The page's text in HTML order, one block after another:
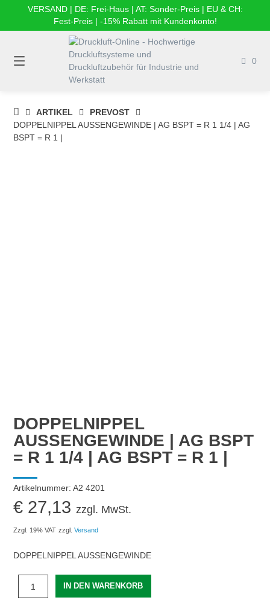
Springe
Inhalt
VERSAND | DE: Frei-Haus | AT: Sonder-Preis | EU & CH:
Fest-Preis | -15% Rabatt mit Kundenkonto!
0
DRUCKLUFT-
ONLINE
|
ARTIKEL
PREVOST
DOPPELNIPPEL AUSSENGEWINDE | AG BSPT = R 1 1/4 | AG
BSPT = R 1 |
DOPPELNIPPEL
AUSSENGEWINDE | AG BSPT
= R 1 1/4 | AG BSPT = R 1 |
Artikelnummer: A2 4201
€ 27,13 zzgl. MwSt.
Zzgl. 19% VAT zzgl.Versand
DOPPELNIPPEL AUSSENGEWINDE
AUSSENGEWINDE
IN DEN WARENKORB